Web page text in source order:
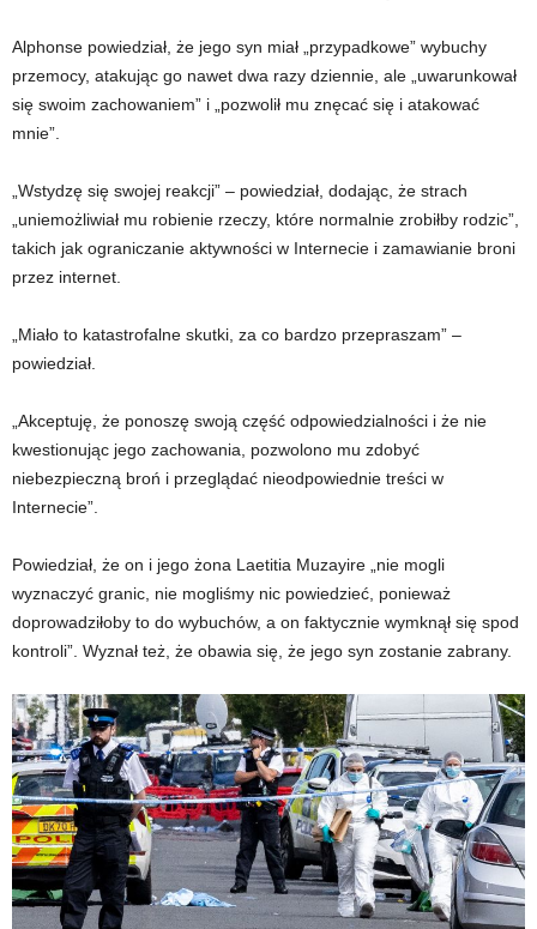
Alphonse powiedział, że jego syn miał „przypadkowe” wybuchy
przemocy, atakując go nawet dwa razy dziennie, ale „uwarunkował
się swoim zachowaniem” i „pozwolił mu znęcać się i atakować
mnie”.
„Wstydzę się swojej reakcji” – powiedział, dodając, że strach
„uniemożliwiał mu robienie rzeczy, które normalnie zrobiłby rodzic”,
takich jak ograniczanie aktywności w Internecie i zamawianie broni
przez internet.
„Miało to katastrofalne skutki, za co bardzo przepraszam” –
powiedział.
„Akceptuję, że ponoszę swoją część odpowiedzialności i że nie
kwestionując jego zachowania, pozwolono mu zdobyć
niebezpieczną broń i przeglądać nieodpowiednie treści w
Internecie”.
Powiedział, że on i jego żona Laetitia Muzayire „nie mogli
wyznaczyć granic, nie mogliśmy nic powiedzieć, ponieważ
doprowadziłoby to do wybuchów, a on faktycznie wymknął się spod
kontroli”. Wyznał też, że obawia się, że jego syn zostanie zabrany.